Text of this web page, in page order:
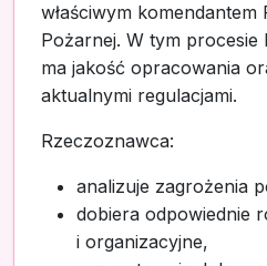
właściwym
Pożarnej. W tym
ma jakość opracowania
aktualnymi regulacjami.
Rzeczoznawca:
analizuje zagrożenia
dobiera odpowiednie
i organizacyjne,